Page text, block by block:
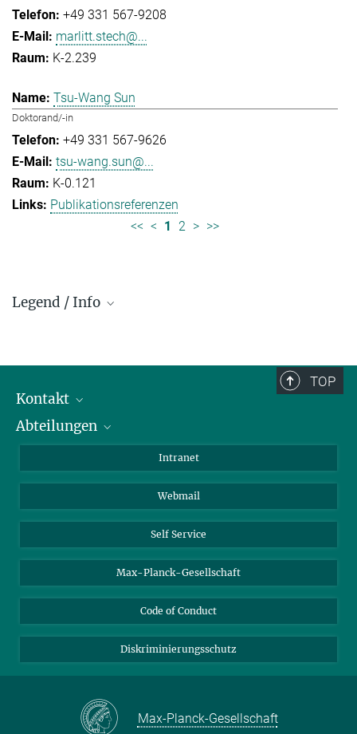
+49 331 567-9208
marlitt.stech@...
K-2.239
Tsu-Wang Sun
Doktorand/-in
+49 331 567-9626
tsu-wang.sun@...
K-0.121
Publikationsreferenzen
<< < 1 2 > >>
Legend / Info
Z- ~ Central building (Zentralgebäude)
AS23a- ~ Berlin (SupraFAB)
TOP
Kontakt
Mitarbeiterverzeichnis
Abteilungen
Biomolekulare Systeme
Kolloidchemie
Nachhaltige und Bio-inspirierte Materialien
Intranet
Webmail
Self Service
Max-Planck-Gesellschaft
Code of Conduct
Diskriminierungsschutz
Max-Planck-Gesellschaft